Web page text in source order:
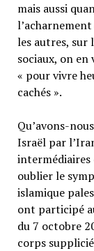
mais aussi
les autres, sur
sociaux, on
« pour vivre
cachés ».
Qu’avons-
Israël par
intermédiaires
oublier le
islamique
ont participé
du 7 octobre
corps